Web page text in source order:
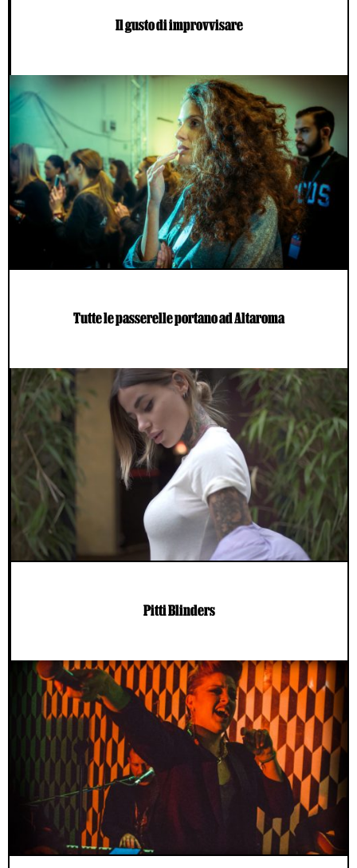
Il gusto di improvvisare
Tutte le passerelle portano ad Altaroma
Pitti Blinders